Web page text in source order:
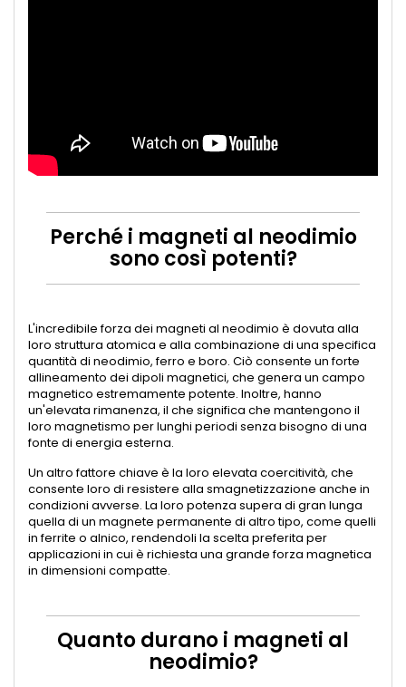
Perché i magneti al neodimio
sono così potenti?
L'incredibile forza dei magneti al neodimio è dovuta alla
loro struttura atomica e alla combinazione di una specifica
quantità di neodimio, ferro e boro. Ciò consente un forte
allineamento dei dipoli magnetici, che genera un campo
magnetico estremamente potente. Inoltre, hanno
un'elevata rimanenza, il che significa che mantengono il
loro magnetismo per lunghi periodi senza bisogno di una
fonte di energia esterna.
Un altro fattore chiave è la loro elevata coercitività, che
consente loro di resistere alla smagnetizzazione anche in
condizioni avverse. La loro potenza supera di gran lunga
quella di un magnete permanente di altro tipo, come quelli
in ferrite o alnico, rendendoli la scelta preferita per
applicazioni in cui è richiesta una grande forza magnetica
in dimensioni compatte.
Quanto durano i magneti al
neodimio?